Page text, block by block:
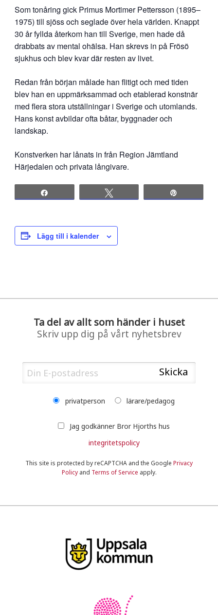
Som tonåring gick Primus Mortimer Pettersson (1895–
1975) till sjöss och seglade över hela världen. Knappt
30 år fyllda återkom han till Sverige, men hade då
drabbats av mental ohälsa. Han skrevs in på Frösö
sjukhus och blev kvar där resten av livet.
Redan från början målade han flitigt och med tiden
blev han en uppmärksammad och etablerad konstnär
med flera stora utställningar i Sverige och utomlands.
Hans konst avbildar ofta båtar, byggnader och
landskap.
Konstverken har lånats in från Region Jämtland
Härjedalen och privata långivare.
Lägg till i kalender
Ta del av allt som händer i huset
Skriv upp dig på vårt nyhetsbrev
privatperson lärare/pedagog
Jag godkänner Bror Hjorths hus
integritetspolicy
This site is protected by reCAPTCHA and the Google Privacy
Policyand Terms of Service apply.